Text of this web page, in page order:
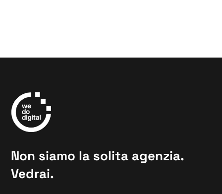
Non siamo la solita agenzia.
Vedrai.